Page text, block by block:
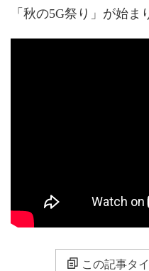
「秋の5G祭り」が始ま
この記事タ